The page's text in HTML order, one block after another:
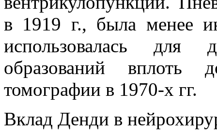
в 1919 г., была менее
использовалась для
образований вплоть
томографии в 1970-х гг.
Вклад Денди в